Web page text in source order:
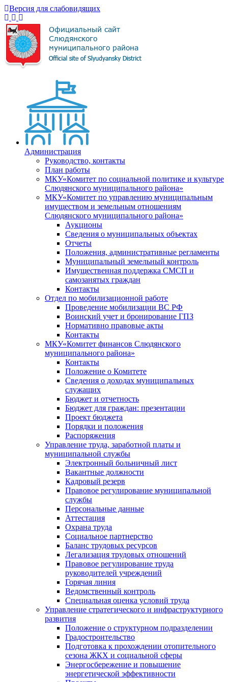
Версия для слабовидящих
Администрация
Руководство, контакты
План работы
МКУ«Комитет по социальной политике и культуре
Слюдянского муниципального района»
МКУ«Комитет по управлению муниципальным
имуществом и земельным отношениям
Слюдянского муниципального района»
Аукционы
Сведения о муниципальных объектах
Отчеты
Положения, административные регламенты
Муниципальный земельный контроль
Имущественная поддержка СМСП и
самозанятых граждан
Контакты
Отдел по мобилизационной работе
Проведение мобилизации ВС РФ
Воинский учет и бронирование ГПЗ
Нормативно правовые акты
Контакты
МКУ«Комитет финансов Слюдянского
муниципального района»
Контакты
Положение о Комитете
Сведения о доходах муниципальных
служащих
Бюджет и отчетность
Бюджет для граждан: презентации
Проект бюджета
Порядки и положения
Распоряжения
Управление труда, заработной платы и
муниципальной службы
Электронный больничный лист
Вакантные должности
Кадровый резерв
Правовое регулирование муниципальной
службы
Персональные данные
Аттестация
Охрана труда
Социальное партнерство
Баланс трудовых ресурсов
Легализация трудовых отношений
Правовое регулирование труда
руководителей учреждений
Горячая линия
Ведомственный контроль
Специальная оценка условий труда
Управление стратегического и инфраструктурного
развития
Положение о структурном подразделении
Градостроительство
Подготовка к прохождении отопительного
сезона ЖКХ и социальной сферы
Энергосбережение и повышение
энергетической эффективности